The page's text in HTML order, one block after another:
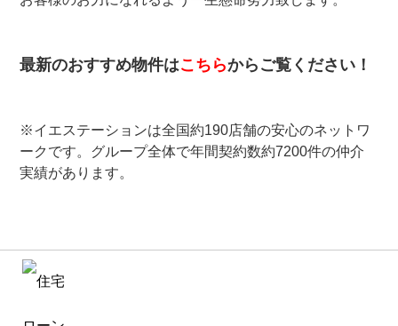
最新のおすすめ物件はこちらからご覧ください！
※イエステーションは全国約190店舗の安心のネットワ
ークです。グループ全体で年間契約数約7200件の仲介
実績があります。